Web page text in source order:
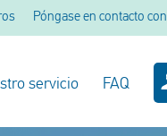
Póngase en contacto con
servicio FAQ